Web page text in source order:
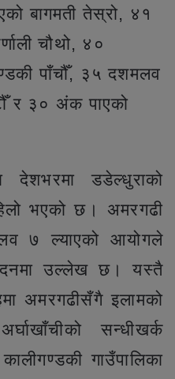
बागमती तेस्रो, ४१
चौथो, ४०
पाँचौँ, ३५ दशमलव
र ३० अंक पाएको
देशभरमा डडेल्धुराको
भएको छ। अमरगढी
७ ल्याएको आयोगले
उल्लेख छ। यस्तै
अमरगढीसँगै इलामको
सन्धीखर्क
गाउँपालिका